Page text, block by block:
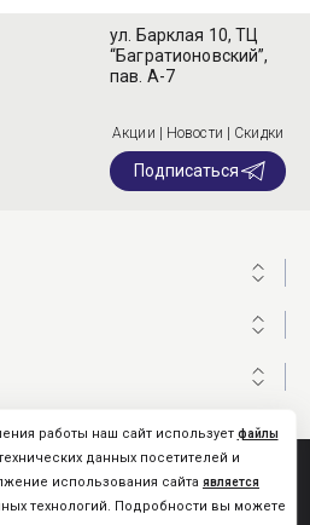
ул. Барклая 10, ТЦ
“Багратионовский”,
пав. А-7
Акции | Новости | Скидки
Подписаться
© 2026
сайта
работы наш сайт использует файлы
данных посетителей и
использования сайта является
технологий. Подробности вы можете